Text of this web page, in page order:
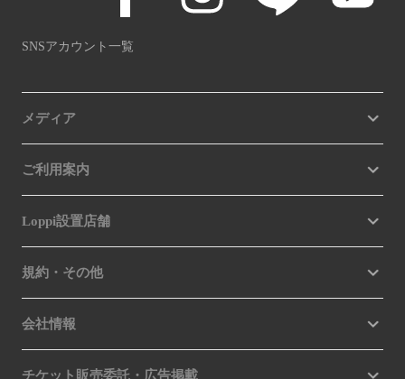
SNSアカウント一覧
メディア
ご利用案内
Loppi設置店舗
規約・その他
会社情報
チケット販売委託・広告掲載